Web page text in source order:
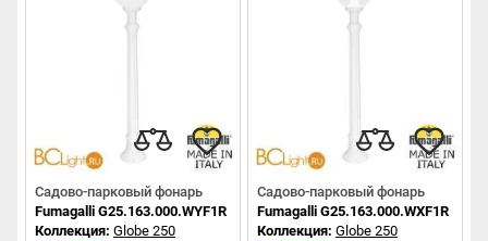
Садово-парковый фонарь
Fumagalli G25.163.000.WYF1R
Коллекция: Globe 250
Садово-парковый фонарь
Fumagalli G25.163.000.WXF1R
Коллекция: Globe 250